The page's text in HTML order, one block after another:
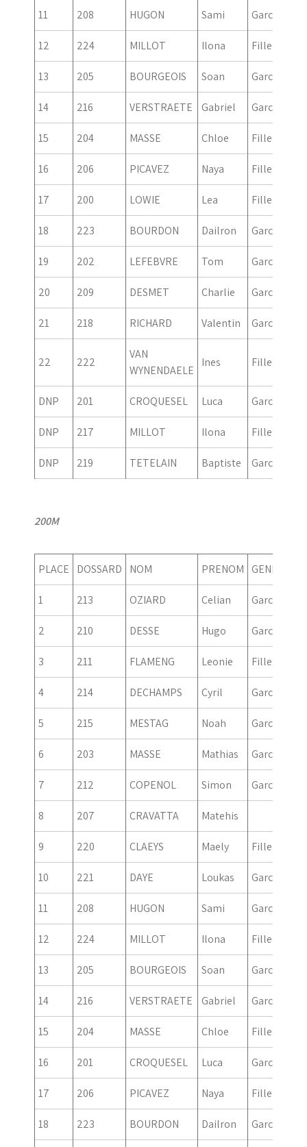
11 208 HUGON Sami Garcon
12 224 MILLOT Ilona Fille
13 205 BOURGEOIS Soan Garcon
14 216 VERSTRAETE Gabriel Garcon
15 204 MASSE Chloe Fille
16 206 PICAVEZ Naya Fille
17 200 LOWIE Lea Fille
18 223 BOURDON Dailron Garcon
19 202 LEFEBVRE Tom Garcon
20 209 DESMET Charlie Garcon
21 218 RICHARD Valentin Garcon
22 222
VAN
WYNENDAELE
Ines Fille
DNP 201 CROQUESEL Luca Garcon
DNP 217 MILLOT Ilona Fille
DNP 219 TETELAIN Baptiste Garcon
200M
PLACE DOSSARD NOM PRENOM GENRE
1 213 OZIARD Celian Garcon
2 210 DESSE Hugo Garcon
3 211 FLAMENG Leonie Fille
4 214 DECHAMPS Cyril Garcon
5 215 MESTAG Noah Garcon
6 203 MASSE Mathias Garcon
7 212 COPENOL Simon Garcon
8 207 CRAVATTA Matehis
9 220 CLAEYS Maely Fille
10 221 DAYE Loukas Garcon
11 208 HUGON Sami Garcon
12 224 MILLOT Ilona Fille
13 205 BOURGEOIS Soan Garcon
14 216 VERSTRAETE Gabriel Garcon
15 204 MASSE Chloe Fille
16 201 CROQUESEL Luca Garcon
17 206 PICAVEZ Naya Fille
18 223 BOURDON Dailron Garcon